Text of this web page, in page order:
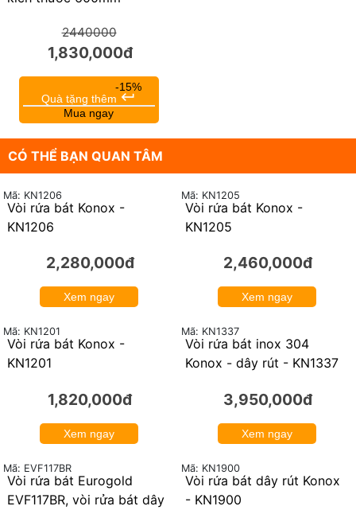
2440000
1,830,000đ
-15%
Quà tặng thêm keyboard_return
Mua ngay
CÓ THỂ BẠN QUAN TÂM
Vòi rửa bát Konox -
KN1206
Mã: KN1206
2,280,000đ
Xem ngay
Vòi rửa bát Konox -
KN1205
Mã: KN1205
2,460,000đ
Xem ngay
Vòi rửa bát Konox -
KN1201
Mã: KN1201
1,820,000đ
Xem ngay
Vòi rửa bát inox 304
Konox - dây rút - KN1337
Mã: KN1337
3,950,000đ
Xem ngay
Vòi rửa bát Eurogold
EVF117BR, vòi rửa bát dây
Mã: EVF117BR
Vòi rửa bát dây rút Konox
- KN1900
Mã: KN1900